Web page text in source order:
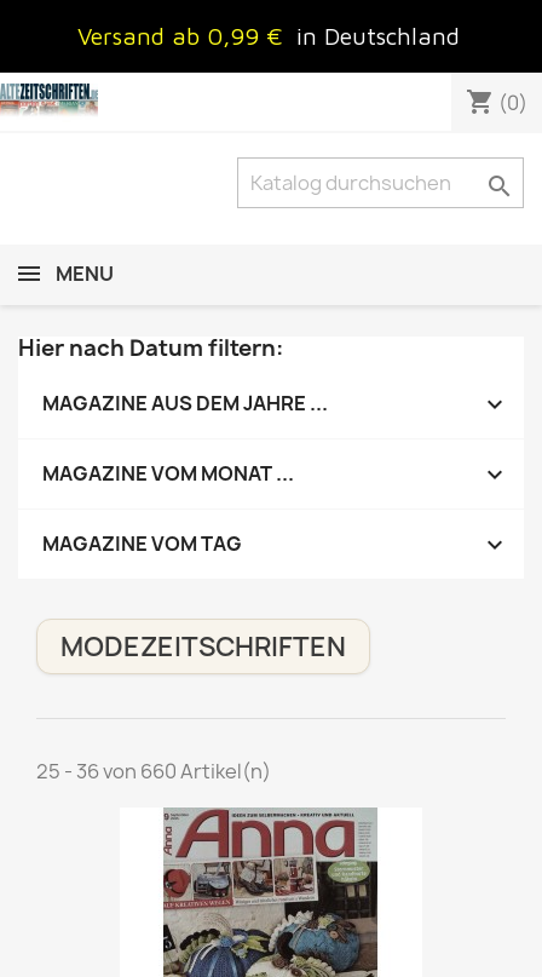
Versand ab 0,99 € in Deutschland
shopping_cart (0)

MENU
Hier nach Datum filtern:
MAGAZINE AUS DEM JAHRE ... 
MAGAZINE VOM MONAT ... 
MAGAZINE VOM TAG 
MODEZEITSCHRIFTEN
25 - 36 von 660 Artikel(n)